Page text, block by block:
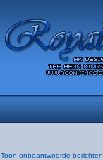
Toon onbeantwoorde berichten